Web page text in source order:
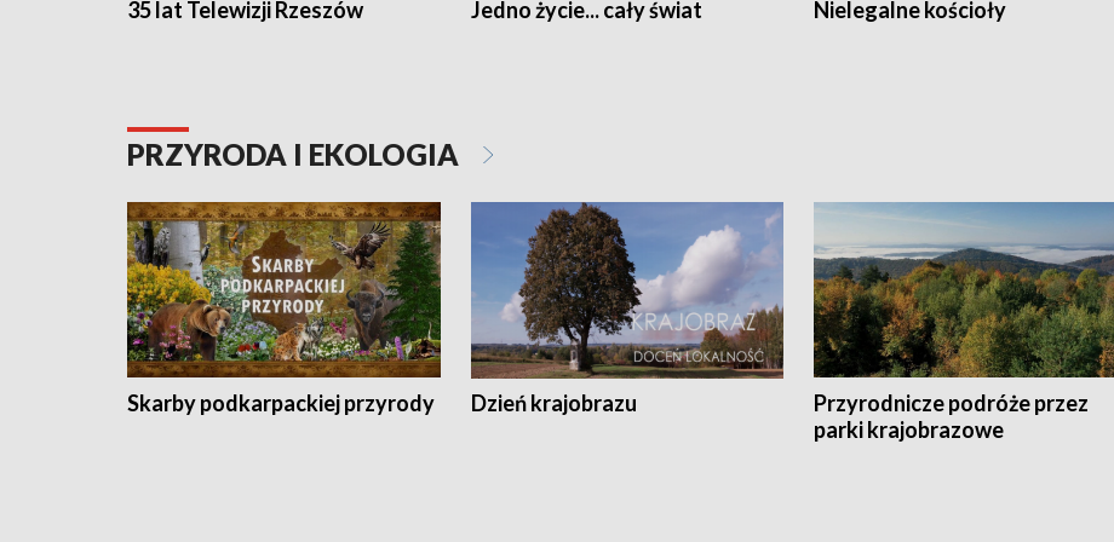
35 lat Telewizji Rzeszów Jedno życie... cały świat Nielegalne kościoły
PRZYRODA I EKOLOGIA
Skarby podkarpackiej przyrody Dzień krajobrazu
Przyrodnicze podróże przez
parki krajobrazowe